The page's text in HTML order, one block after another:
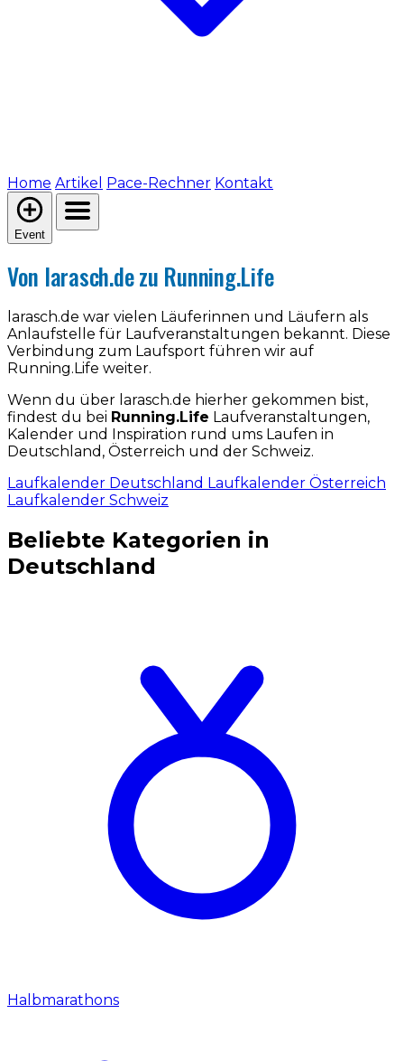
Home Artikel Pace-Rechner Kontakt
Event
Von larasch.de zu Running.Life
larasch.de war vielen Läuferinnen und Läufern als
Anlaufstelle für Laufveranstaltungen bekannt. Diese
Verbindung zum Laufsport führen wir auf
Running.Life weiter.
Wenn du über larasch.de hierher gekommen bist,
findest du bei Running.Life Laufveranstaltungen,
Kalender und Inspiration rund ums Laufen in
Deutschland, Österreich und der Schweiz.
Laufkalender Deutschland Laufkalender Österreich
Laufkalender Schweiz
Beliebte Kategorien in
Deutschland
Halbmarathons